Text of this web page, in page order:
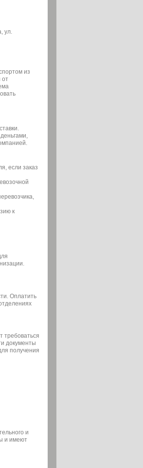
ул.
из
от
если заказ
к
Оплатить
требоваться
документы
получения
и
и имеют